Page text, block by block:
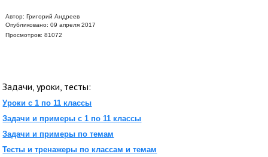
Автор: Григорий Андреев
Опубликовано: 09 апреля 2017
Просмотров: 81072
Задачи, уроки, тесты:
Уроки с 1 по 11 классы
Задачи и примеры с 1 по 11 классы
Задачи и примеры по темам
Тесты и тренажеры по классам и темам